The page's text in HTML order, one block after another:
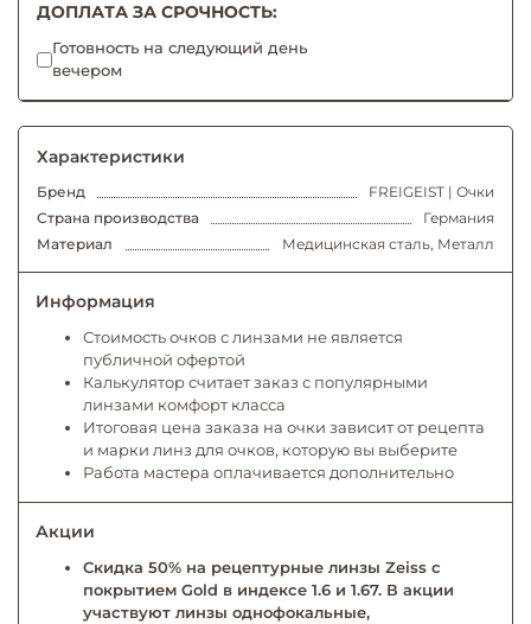
ДОПЛАТА ЗА СРОЧНОСТЬ:
Готовность на следующий день
вечером
Характеристики
Бренд
FREIGEIST | Очки
Страна производства
Германия
Материал
Медицинская сталь, Металл
Информация
Стоимость очков с линзами не является
публичной офертой
Калькулятор считает заказ с популярными
линзами комфорт класса
Итоговая цена заказа на очки зависит от рецепта
и марки линз для очков, которую вы выберите
Работа мастера оплачивается дополнительно
Акции
Скидка 50% на рецептурные линзы Zeiss с
покрытием Gold в индексе 1.6 и 1.67. В акции
участвуют линзы однофокальные,